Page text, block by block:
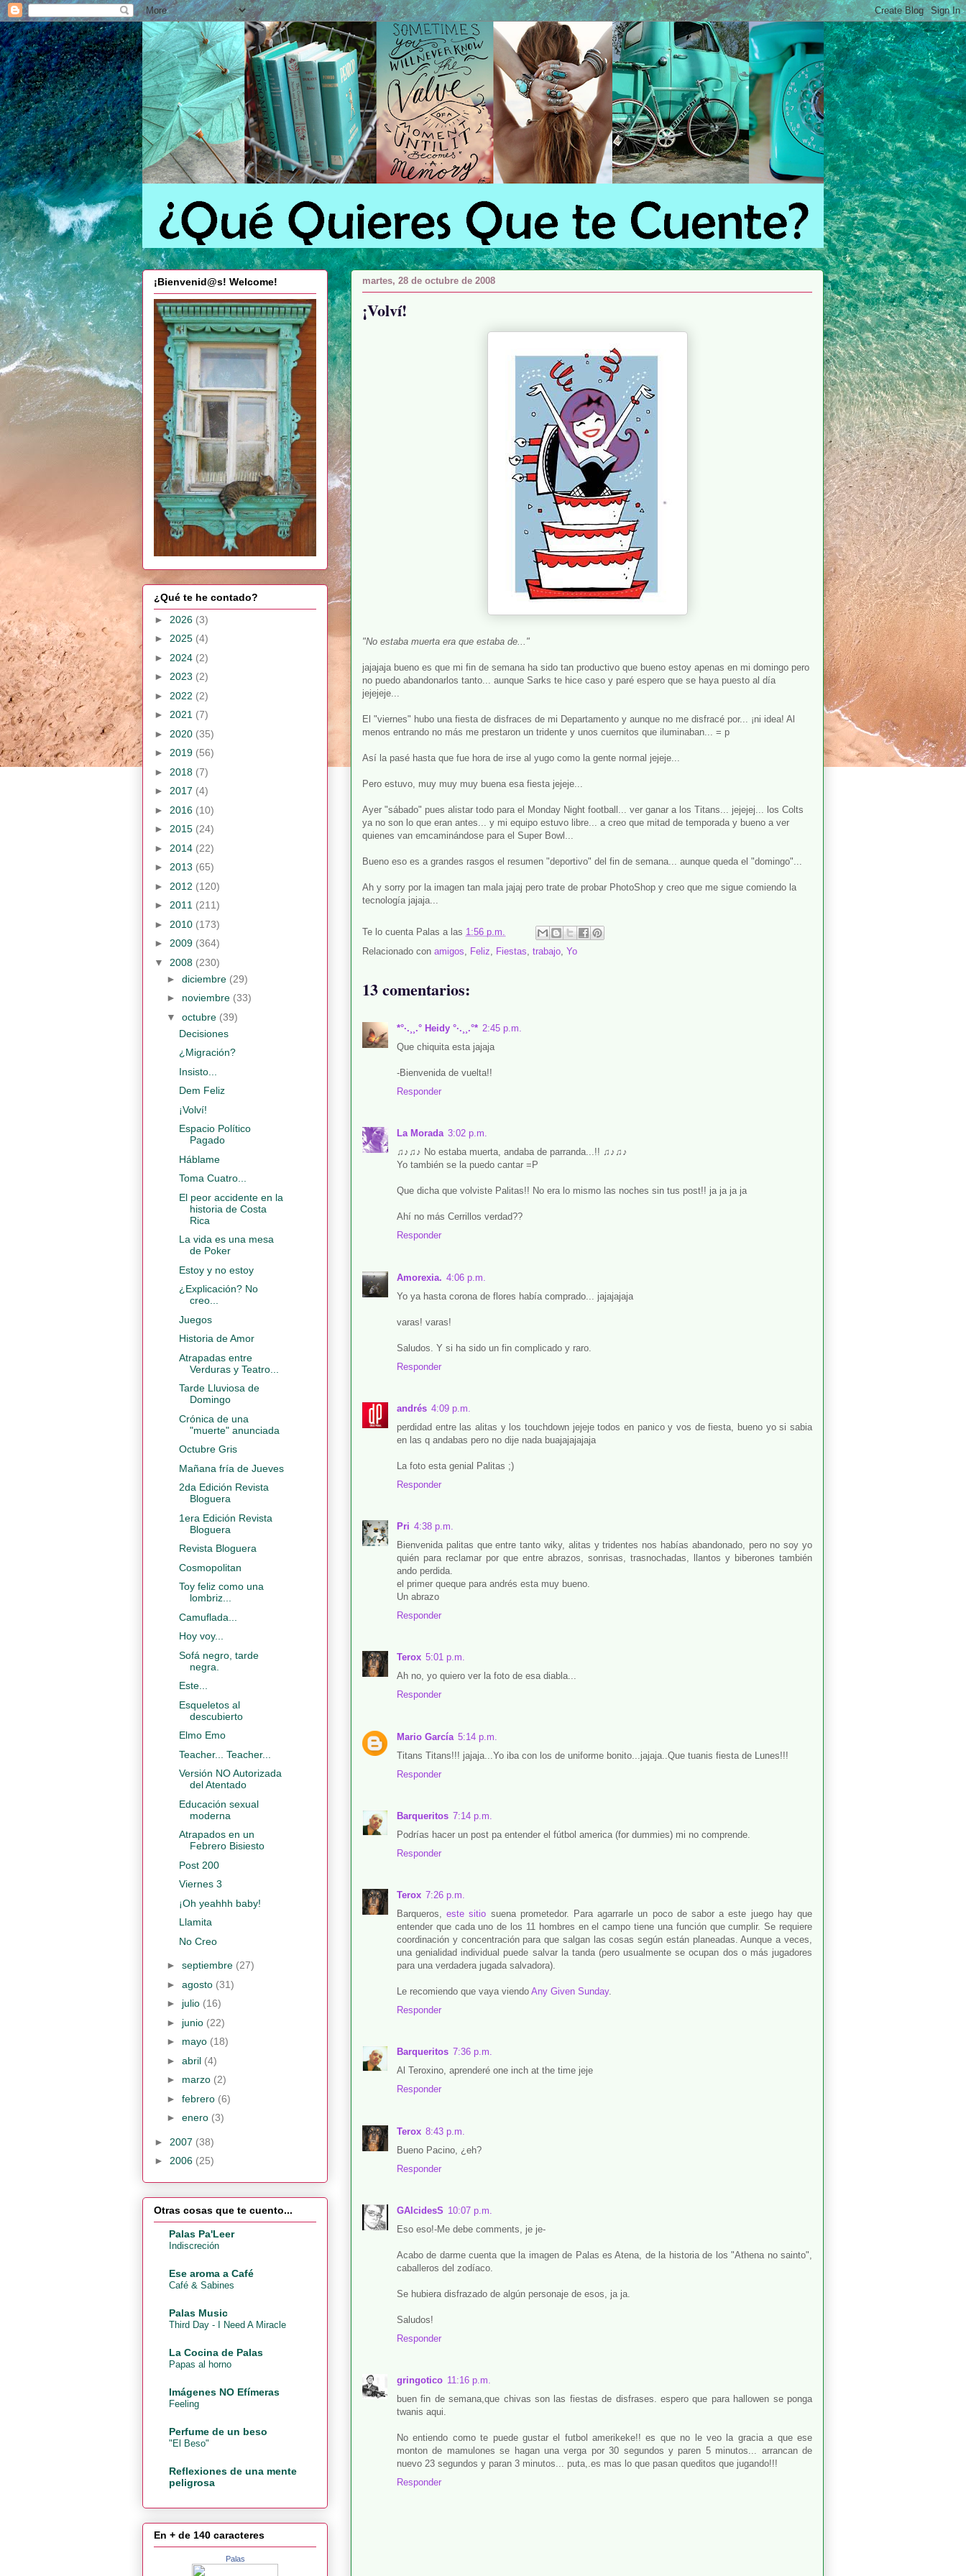
martes, 28 de octubre de 2008
¡Volví!
"No estaba muerta era que estaba de..."
jajajaja bueno es que mi fin de semana ha sido tan productivo que bueno estoy apenas en mi domingo pero
no puedo abandonarlos tanto... aunque Sarks te hice caso y paré espero que se haya puesto al día
jejejeje...
El "viernes" hubo una fiesta de disfraces de mi Departamento y aunque no me disfracé por... ¡ni idea! Al
menos entrando no más me prestaron un tridente y unos cuernitos que iluminaban... = p
Así la pasé hasta que fue hora de irse al yugo como la gente normal jejeje...
Pero estuvo, muy muy muy buena esa fiesta jejeje...
Ayer "sábado" pues alistar todo para el Monday Night football... ver ganar a los Titans... jejejej... los Colts
ya no son lo que eran antes... y mi equipo estuvo libre... a creo que mitad de temporada y bueno a ver
quienes van emcaminándose para el Super Bowl...
Bueno eso es a grandes rasgos el resumen "deportivo" del fin de semana... aunque queda el "domingo"...
Ah y sorry por la imagen tan mala jajaj pero trate de probar PhotoShop y creo que me sigue comiendo la
tecnología jajaja...
Te lo cuenta Palas a las 1:56 p.m.
Relacionado con amigos, Feliz, Fiestas, trabajo, Yo
13 comentarios:
*°·.¸¸.° Heidy °·.¸¸.°* 2:45 p.m.
Que chiquita esta jajaja
-Bienvenida de vuelta!!
Responder
La Morada 3:02 p.m.
♫♪♫♪ No estaba muerta, andaba de parranda...!! ♫♪♫♪
Yo también se la puedo cantar =P
Que dicha que volviste Palitas!! No era lo mismo las noches sin tus post!! ja ja ja ja
Ahí no más Cerrillos verdad??
Responder
Amorexia. 4:06 p.m.
Yo ya hasta corona de flores había comprado... jajajajaja
varas! varas!
Saludos. Y si ha sido un fin complicado y raro.
Responder
andrés 4:09 p.m.
perdidad entre las alitas y los touchdown jejeje todos en panico y vos de fiesta, bueno yo si sabia
en las q andabas pero no dije nada buajajajajaja
La foto esta genial Palitas ;)
Responder
Pri 4:38 p.m.
Bienvenida palitas que entre tanto wiky, alitas y tridentes nos habías abandonado, pero no soy yo
quién para reclamar por que entre abrazos, sonrisas, trasnochadas, llantos y biberones también
ando perdida.
el primer queque para andrés esta muy bueno.
Un abrazo
Responder
Terox 5:01 p.m.
Ah no, yo quiero ver la foto de esa diabla...
Responder
Mario García 5:14 p.m.
Titans Titans!!! jajaja...Yo iba con los de uniforme bonito...jajaja..Que tuanis fiesta de Lunes!!!
Responder
Barqueritos 7:14 p.m.
Podrías hacer un post pa entender el fútbol america (for dummies) mi no comprende.
Responder
Terox 7:26 p.m.
Barqueros,este sitio suena prometedor. Para agarrarle un poco de sabor a este juego hay que
entender que cada uno de los 11 hombres en el campo tiene una función que cumplir. Se requiere
coordinación y concentración para que salgan las cosas según están planeadas. Aunque a veces,
una genialidad individual puede salvar la tanda (pero usualmente se ocupan dos o más jugadores
para una verdadera jugada salvadora).
Le recomiendo que vaya viendo Any Given Sunday.
Responder
Barqueritos 7:36 p.m.
Al Teroxino, aprenderé one inch at the time jeje
Responder
Terox 8:43 p.m.
Bueno Pacino, ¿eh?
Responder
GAlcidesS 10:07 p.m.
Eso eso!-Me debe comments, je je-
Acabo de darme cuenta que la imagen de Palas es Atena, de la historia de los "Athena no sainto",
caballeros del zodíaco.
Se hubiera disfrazado de algún personaje de esos, ja ja.
Saludos!
Responder
gringotico 11:16 p.m.
buen fin de semana,que chivas son las fiestas de disfrases. espero que para hallowen se ponga
twanis aqui.
No entiendo como te puede gustar el futbol amerikeke!! es que no le veo la gracia a que ese
monton de mamulones se hagan una verga por 30 segundos y paren 5 minutos... arrancan de
nuevo 23 segundos y paran 3 minutos... puta,.es mas lo que pasan queditos que jugando!!!
Responder
¡Bienvenid@s! Welcome!
¿Qué te he contado?
► 2026 (3)
► 2025 (4)
► 2024 (2)
► 2023 (2)
► 2022 (2)
► 2021 (7)
► 2020 (35)
► 2019 (56)
► 2018 (7)
► 2017 (4)
► 2016 (10)
► 2015 (24)
► 2014 (22)
► 2013 (65)
► 2012 (120)
► 2011 (211)
► 2010 (173)
► 2009 (364)
▼ 2008 (230)
► diciembre (29)
► noviembre (33)
▼ octubre (39)
Decisiones
¿Migración?
Insisto...
Dem Feliz
¡Volví!
Espacio Político
Pagado
Háblame
Toma Cuatro...
El peor accidente en la
historia de Costa
Rica
La vida es una mesa
de Poker
Estoy y no estoy
¿Explicación? No
creo...
Juegos
Historia de Amor
Atrapadas entre
Verduras y Teatro...
Tarde Lluviosa de
Domingo
Crónica de una
"muerte" anunciada
Octubre Gris
Mañana fría de Jueves
2da Edición Revista
Bloguera
1era Edición Revista
Bloguera
Revista Bloguera
Cosmopolitan
Toy feliz como una
lombriz...
Camuflada...
Hoy voy...
Sofá negro, tarde
negra.
Este...
Esqueletos al
descubierto
Elmo Emo
Teacher... Teacher...
Versión NO Autorizada
del Atentado
Educación sexual
moderna
Atrapados en un
Febrero Bisiesto
Post 200
Viernes 3
¡Oh yeahhh baby!
Llamita
No Creo
► septiembre (27)
► agosto (31)
► julio (16)
► junio (22)
► mayo (18)
► abril (4)
► marzo (2)
► febrero (6)
► enero (3)
► 2007 (38)
► 2006 (25)
Otras cosas que te cuento...
Palas Pa'Leer
Indiscreción
Ese aroma a Café
Café & Sabines
Palas Music
Third Day - I Need A Miracle
La Cocina de Palas
Papas al horno
Imágenes NO Efímeras
Feeling
Perfume de un beso
"El Beso"
Reflexiones de una mente
peligrosa
En + de 140 caracteres
Palas